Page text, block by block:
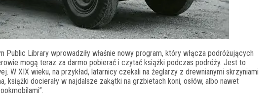
Public Library wprowadziły właśnie nowy program, który włącza podróżujących
mogą teraz za darmo pobierać i czytać książki podczas podróży. Jest to
W XIX wieku, na przykład, latarnicy czekali na żeglarzy z drewnianymi skrzyniami
książki docierały w najdalsze zakątki na grzbietach koni, osłów, albo nawet